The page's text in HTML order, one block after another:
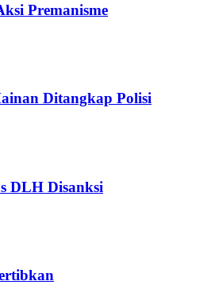
Premanisme
Ditangkap Polisi
DLH Disanksi